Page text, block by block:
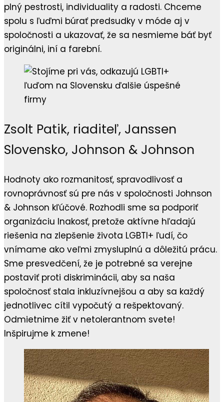
plný pestrosti, individuality a radosti. Chceme
spolu s ľuďmi búrať predsudky v móde aj v
spoločnosti a ukazovať, že sa nesmieme báť byť
originálni, iní a farební.
Zsolt Patik, riaditeľ, Janssen
Slovensko, Johnson & Johnson
Hodnoty ako rozmanitosť, spravodlivosť a
rovnoprávnosť sú pre nás v spoločnosti Johnson
& Johnson kľúčové. Rozhodli sme sa podporiť
organizáciu Inakosť, pretože aktívne hľadajú
riešenia na zlepšenie života LGBTI+ ľudí, čo
vnímame ako veľmi zmysluplnú a dôležitú prácu.
Sme presvedčení, že je potrebné sa verejne
postaviť proti diskriminácii, aby sa naša
spoločnosť stala inkluzívnejšou a aby sa každý
jednotlivec cítil vypočutý a rešpektovaný.
Odmietnime žiť v netolerantnom svete!
Inšpirujme k zmene!